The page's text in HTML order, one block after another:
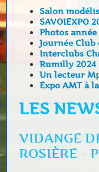
Salon
SAVOIEXPO
Photos
Journée Club
Interclubs
Rumilly 2024
Un lecteur
Expo AMT à
LES
VIDANGE
ROSIÈRE -